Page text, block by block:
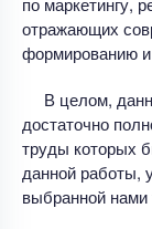
отражающих
формированию
В целом,
достаточно
труды которых
данной работы,
выбранной